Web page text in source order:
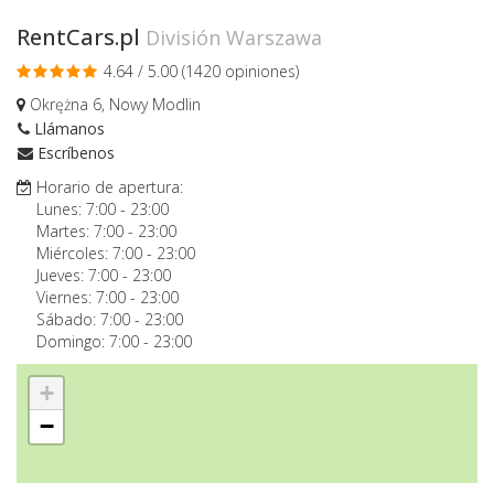
RentCars.pl División Warszawa
4.64 / 5.00 (1420 opiniones)
Okrężna 6, Nowy Modlin
Llámanos
Escríbenos
Horario de apertura:
Lunes: 7:00 - 23:00
Martes: 7:00 - 23:00
Miércoles: 7:00 - 23:00
Jueves: 7:00 - 23:00
Viernes: 7:00 - 23:00
Sábado: 7:00 - 23:00
Domingo: 7:00 - 23:00
+
−